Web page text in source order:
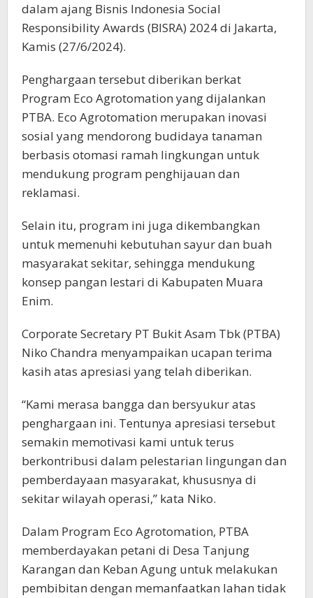
dalam ajang Bisnis Indonesia Social
Responsibility Awards (BISRA) 2024 di Jakarta,
Kamis (27/6/2024).
Penghargaan tersebut diberikan berkat
Program Eco Agrotomation yang dijalankan
PTBA. Eco Agrotomation merupakan inovasi
sosial yang mendorong budidaya tanaman
berbasis otomasi ramah lingkungan untuk
mendukung program penghijauan dan
reklamasi.
Selain itu, program ini juga dikembangkan
untuk memenuhi kebutuhan sayur dan buah
masyarakat sekitar, sehingga mendukung
konsep pangan lestari di Kabupaten Muara
Enim.
Corporate Secretary PT Bukit Asam Tbk (PTBA)
Niko Chandra menyampaikan ucapan terima
kasih atas apresiasi yang telah diberikan.
“Kami merasa bangga dan bersyukur atas
penghargaan ini. Tentunya apresiasi tersebut
semakin memotivasi kami untuk terus
berkontribusi dalam pelestarian lingungan dan
pemberdayaan masyarakat, khususnya di
sekitar wilayah operasi,” kata Niko.
Dalam Program Eco Agrotomation, PTBA
memberdayakan petani di Desa Tanjung
Karangan dan Keban Agung untuk melakukan
pembibitan dengan memanfaatkan lahan tidak